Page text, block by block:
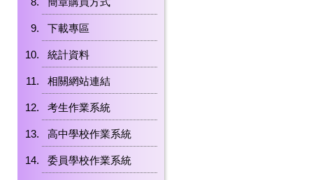
下載專區
統計資料
相關網站連結
考生作業系統
高中學校作業系統
委員學校作業系統